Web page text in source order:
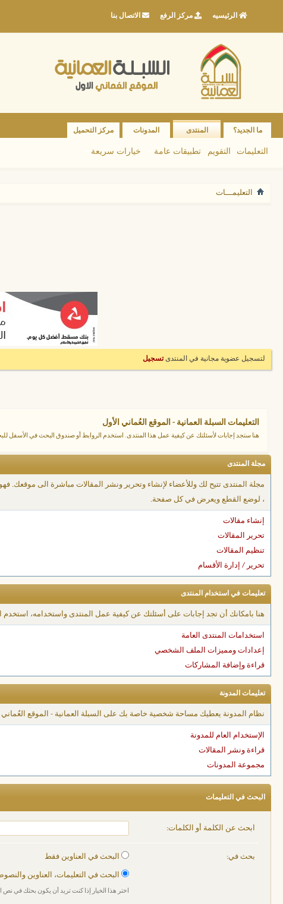
الرئيسيه مركز الرفع الاتصال بنا
ما الجديد؟ المنتدى
التعليمات التقويم تطبيقات عامة خيارات سريعة
المدونات مركز التحميل
التعليمـــات
لتسجيل عضوية مجانية في المنتدىتسجيل
التعليمات السبلة العمانية - الموقع العُماني الأول
هنا ستجد إجابات لأسئلتك عن كيفية عمل هذا المنتدى. استخدم الروابط أو صندوق البحث في الأسفل
مجلة المنتدى
مجلة المنتدى تتيح لك وللأعضاء لإنشاء وتحرير ونشر المقالات مباشرة الى
، لوضع القطع ويعرض في كل صفحة.
إنشاء مقالات
تحرير المقالات
تنظيم المقالات
تحرير / إدارة الأقسام
تعليمات في استخدام المنتدى
هنا بامكانك أن تجد إجابات على أسئلتك عن كيفية عمل المنتدى واستخدامه،
استخدامات المنتدى العامة
إعدادات ومميزات الملف الشخصي
قراءة وإضافة المشاركات
تعليمات المدونة
نظام المدونة يعطيك مساحة شخصية خاصة بك على السبلة العمانية - الموقع العُماني
الإستخدام العام للمدونة
قراءة ونشر المقالات
مجموعة المدونات
البحث في التعليمات
ابحث عن الكلمة أو الكلمات:
بحث في: البحث في العناوين فقط
البحث في التعليمات، العناوين
اختر هذا الخيار إذا كنت تريد أن يكون بحثك في نص